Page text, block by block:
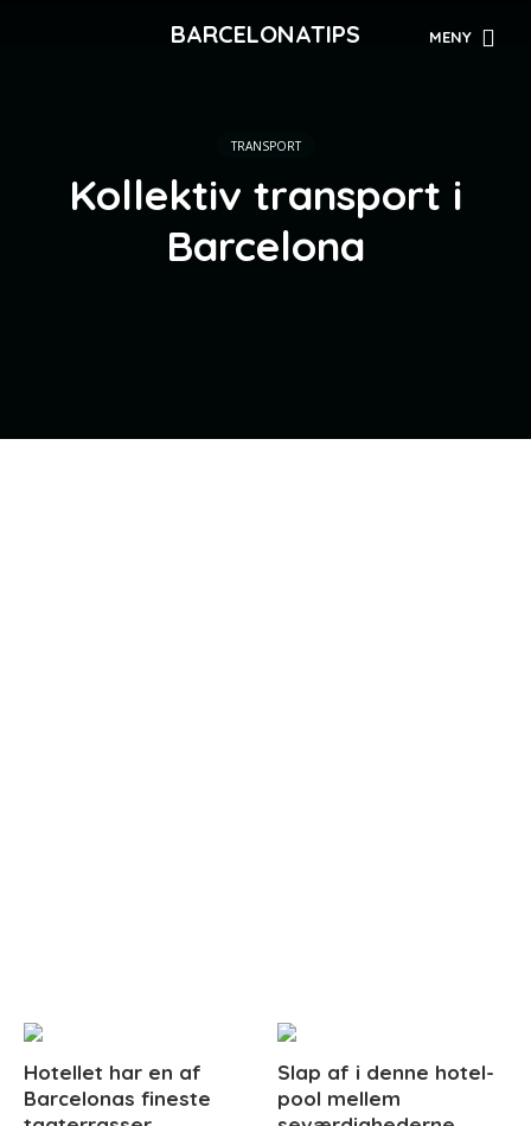
BARCELONATIPS MENY
TRANSPORT
Kollektiv transport i
Barcelona
Hotellet har en af
Barcelonas fineste
Slap af i denne hotel-
pool mellem